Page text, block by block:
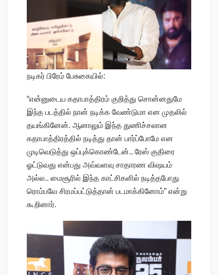
நடிகர் பிரேம் பேசுகையில்:
“என்னுடைய கதாபாத்திரம் குறித்து சொன்னதுமே
இந்த படத்தில் நான் நடிக்க வேண்டுமா என முதலில்
தயங்கினேன். ஆனாலும் இந்த துணிச்சலான
கதாபாத்திரத்தில் நடித்து தான் பார்ப்போமே என
முடிவெடுத்து ஒப்புக்கொண்டேன்.. ரேஸ் குதிரை
ஓட்டுவது என்பது அவ்வளவு சாதாரண விஷயம்
அல்ல.. மைசூரில் இந்த காட்சிகளில் நடித்தபோது
ரொம்பவே சிரமப்பட்டுத்தான் படமாக்கினோம்” என்று
கூறினார்.